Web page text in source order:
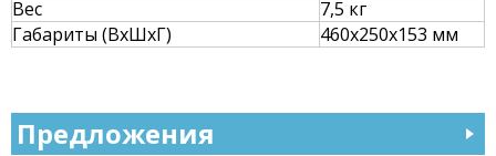
Вес
7,5 кг
Габариты (ВхШхГ)
460х250х153 мм
Предложения